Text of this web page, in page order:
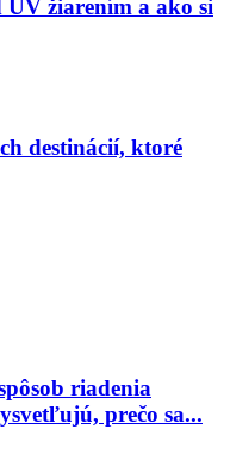
UV žiarením a ako si
destinácií, ktoré
riadenia
prečo sa...